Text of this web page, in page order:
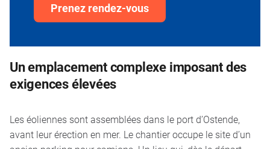
Prenez rendez-vous
Un emplacement complexe imposant des
exigences élevées
Les éoliennes sont assemblées dans le port d’Ostende,
avant leur érection en mer. Le chantier occupe le site d’un